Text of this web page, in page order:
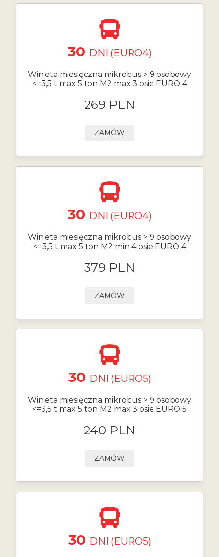
30 DNI (EURO4)
Winieta miesięczna mikrobus > 9 osobowy
<=3,5 t max 5 ton M2 max 3 osie EURO 4
269 PLN
ZAMÓW
30 DNI (EURO4)
Winieta miesięczna mikrobus > 9 osobowy
<=3,5 t max 5 ton M2 min 4 osie EURO 4
379 PLN
ZAMÓW
30 DNI (EURO5)
Winieta miesięczna mikrobus > 9 osobowy
<=3,5 t max 5 ton M2 max 3 osie EURO 5
240 PLN
ZAMÓW
30 DNI (EURO5)